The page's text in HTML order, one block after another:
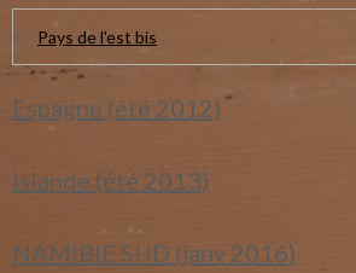
Pays de l'est bis
Espagne (été 2012)
Islande (été 2013)
NAMIBIE SUD (janv 2016)